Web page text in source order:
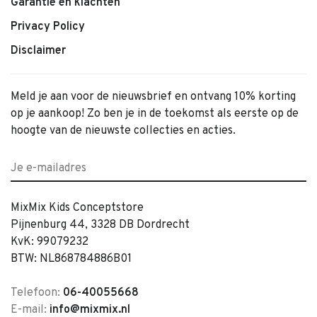
Garantie en klachten
Privacy Policy
Disclaimer
Meld je aan voor de nieuwsbrief en ontvang 10% korting
op je aankoop! Zo ben je in de toekomst als eerste op de
hoogte van de nieuwste collecties en acties.
MixMix Kids Conceptstore
Pijnenburg 44, 3328 DB Dordrecht
KvK: 99079232
BTW: NL868784886B01
Telefoon: 06-40055668
E-mail: info@mixmix.nl